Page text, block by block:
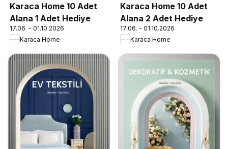
Karaca Home 10 Adet
Alana 1 Adet Hediye
17.06. - 01.10.2026
Karaca Home
Karaca Home 10 Adet
Alana 2 Adet Hediye
17.06. - 01.10.2026
Karaca Home